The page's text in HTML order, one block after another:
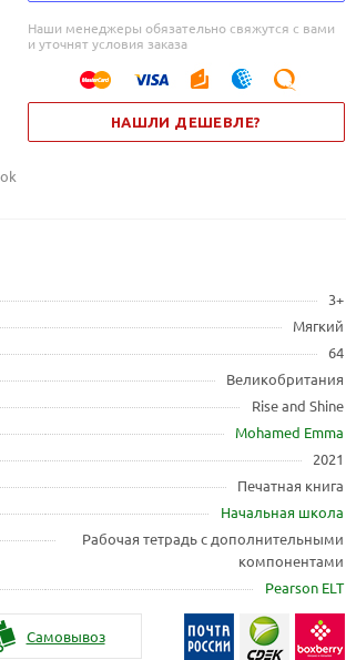
Наши менеджеры обязательно свяжутся с вами
и уточнят условия заказа
НАШЛИ ДЕШЕВЛЕ?
3+
Мягкий
64
Великобритания
Rise and Shine
Mohamed Emma
2021
Печатная книга
Начальная школа
Рабочая тетрадь с дополнительными
компонентами
Pearson ELT
Самовывоз